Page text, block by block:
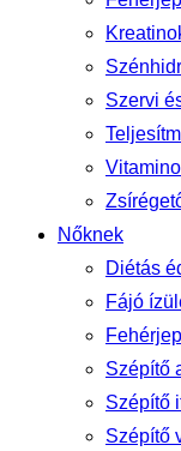
Szervi
Nőknek
Diétás
Fájó
Szépítő
Szépítő
Szépítő